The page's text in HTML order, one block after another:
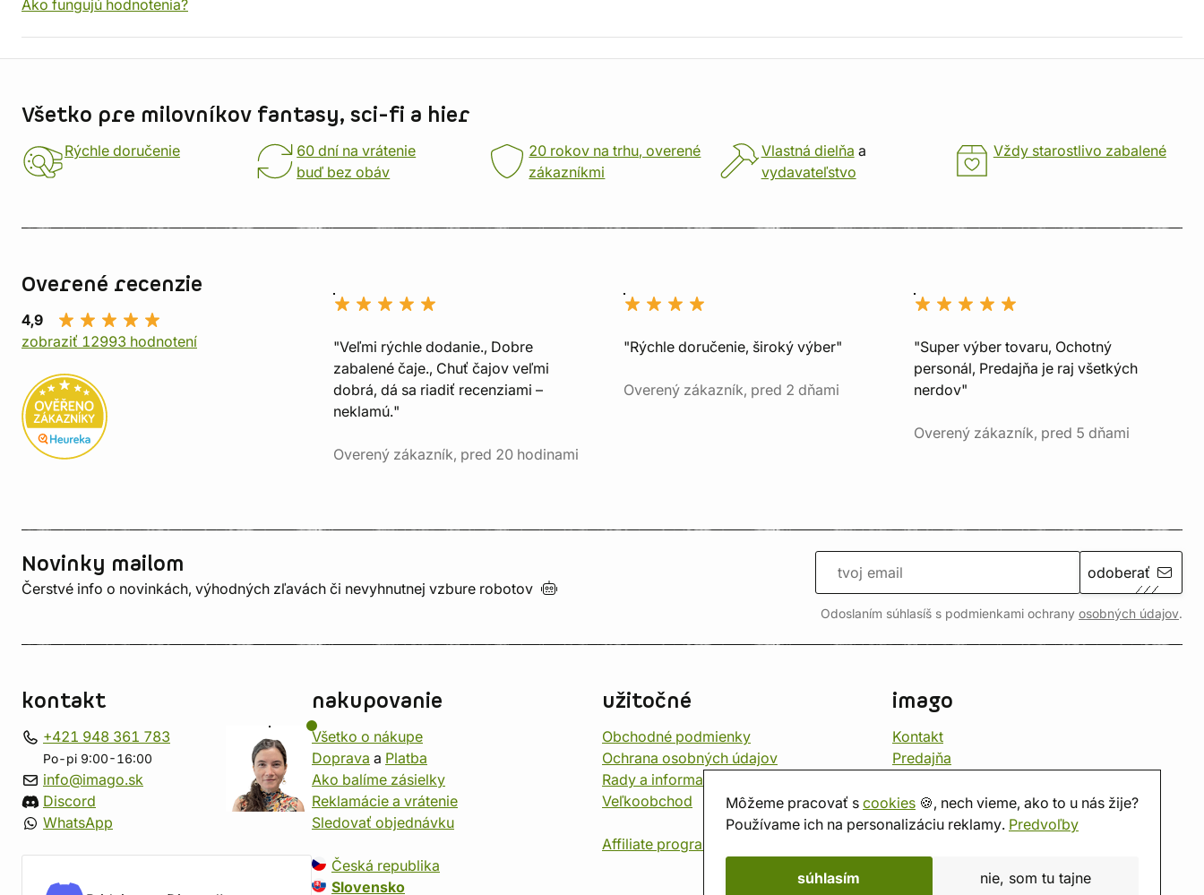
Ako fungujú hodnotenia?
Môžeme pracovať s cookies 🍪, nech vieme, ako to u nás žije?
Používame ich na personalizáciu reklamy. Predvoľby
súhlasím nie, som tu tajne
Všetko pre milovníkov fantasy, sci-fi a hier
Rýchle doručenie
60 dní na vrátenie
buď bez obáv
20 rokov na trhu, overené
zákazníkmi
Vlastná dielňa a
vydavateľstvo
Vždy starostlivo zabalené
Overené recenzie
4,9
zobraziť 12993 hodnotení
"Veľmi rýchle dodanie., Dobre
zabalené čaje., Chuť čajov veľmi
dobrá, dá sa riadiť recenziami –
neklamú."
Overený zákazník, pred 20 hodinami
"Rýchle doručenie, široký výber"
Overený zákazník, pred 2 dňami
"Super výber tovaru, Ochotný
personál, Predajňa je raj všetkých
nerdov"
Overený zákazník, pred 5 dňami
Novinky mailom
Čerstvé info o novinkách, výhodných zľavách či nevyhnutnej vzbure robotov
odoberať
Odoslaním súhlasíš s podmienkami ochrany osobných údajov.
kontakt
+421 948 361 783
Po-pi 9:00-16:00
info@imago.sk
Discord
WhatsApp
nakupovanie
Všetko o nákupe
Doprava a Platba
Ako balíme zásielky
Reklamácie a vrátenie
Sledovať objednávku
Česká republika
Slovensko
užitočné
Obchodné podmienky
Ochrana osobných údajov
Rady a informace
Veľkoobchod
Affiliate program
imago
Kontakt
Predajňa
O nás
Hodnotenie obchodu